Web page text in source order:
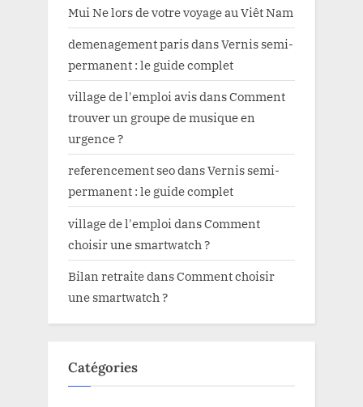
Mui Ne lors de votre voyage au Viêt Nam
demenagement parisdansVernis semi-
permanent : le guide complet
village de l'emploi avisdansComment
trouver un groupe de musique en
urgence ?
referencement seodansVernis semi-
permanent : le guide complet
village de l'emploi dansComment
choisir une smartwatch ?
Bilan retraitedansComment choisir
une smartwatch ?
Catégories